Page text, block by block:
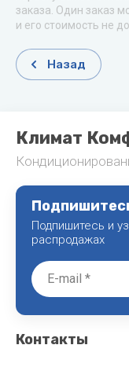
заказа. Один заказ
и его стоимость не
Назад
Климат
Подпишитесь и
распродажах
Контакты